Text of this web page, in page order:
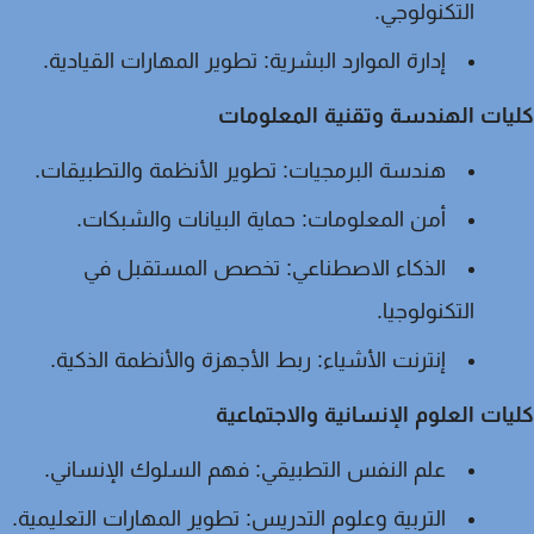
التكنولوجي.
إدارة الموارد البشرية:تطوير المهارات القيادية.
الهندسة وتقنية المعلومات
هندسة البرمجيات:تطوير الأنظمة والتطبيقات.
أمن المعلومات:حماية البيانات والشبكات.
الذكاء الاصطناعي:تخصص المستقبل في
التكنولوجيا.
إنترنت الأشياء:ربط الأجهزة والأنظمة الذكية.
العلوم الإنسانية والاجتماعية
علم النفس التطبيقي:فهم السلوك الإنساني.
التربية وعلوم التدريس:تطوير المهارات التعليمية.